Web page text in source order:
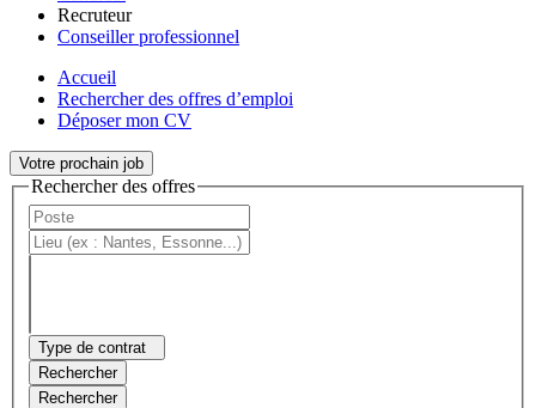
Recruteur
Conseiller professionnel
Accueil
Rechercher des offres d’emploi
Déposer mon CV
Votre prochain job
Rechercher des offres
Type de contrat
Rechercher
Rechercher